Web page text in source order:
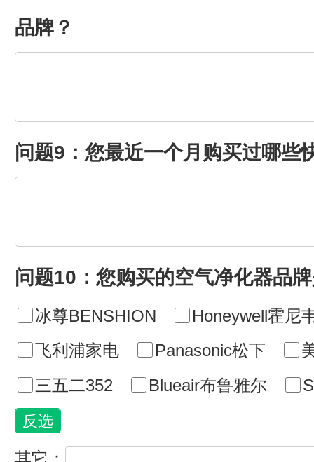
品牌？
问题9：您最近一个月购买过哪些
问题10：您购买的空气净化器品
冰尊BENSHION
Honeywell霍尼
飞利浦家电
Panasonic松下
三五二352
Blueair布鲁雅尔
其它：